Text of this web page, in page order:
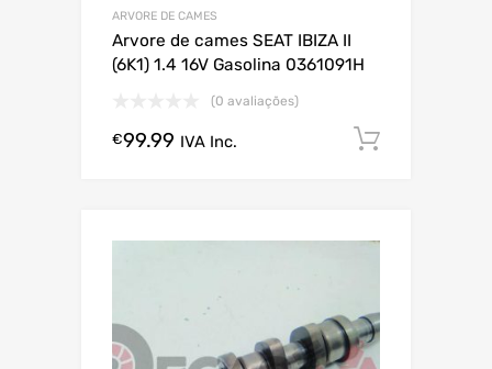
ARVORE DE CAMES
Arvore de cames SEAT IBIZA II
(6K1) 1.4 16V Gasolina 0361091H
(0 avaliações)
€99.99 IVA Inc.